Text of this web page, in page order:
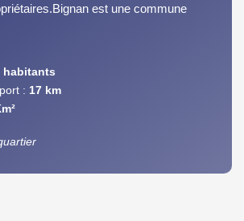
est une commune
habitants
: 17 km